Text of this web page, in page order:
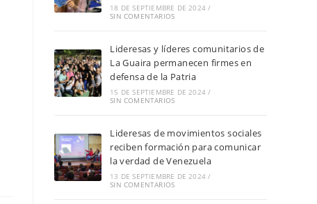
18 DE SEPTIEMBRE DE 2024 /
SIN COMENTARIOS
Lideresas y líderes comunitarios de
La Guaira permanecen firmes en
defensa de la Patria
15 DE SEPTIEMBRE DE 2024 /
SIN COMENTARIOS
Lideresas de movimientos sociales
reciben formación para comunicar
la verdad de Venezuela
13 DE SEPTIEMBRE DE 2024 /
SIN COMENTARIOS